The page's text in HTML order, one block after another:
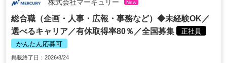
株式会社マーキュリー New
総合職（企画・人事・広報・事務など）◆未経験OK／
選べるキャリア／有休取得率80％／全国募集
正社員
かんたん応募可
掲載終了日：2026/8/24